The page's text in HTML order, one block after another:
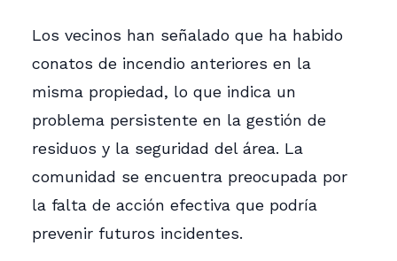
Los vecinos han señalado que ha habido
conatos de incendio anteriores en la
misma propiedad, lo que indica un
problema persistente en la gestión de
residuos y la seguridad del área. La
comunidad se encuentra preocupada por
la falta de acción efectiva que podría
prevenir futuros incidentes.